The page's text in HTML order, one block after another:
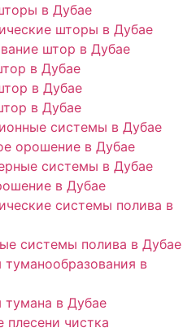
в Дубае
шторы в Дубае
штор в Дубае
в Дубае
в Дубае
в Дубае
системы в Дубае
орошение в Дубае
системы в Дубае
в Дубае
системы полива в
системы полива в Дубае
в
в Дубае
плесени чистка